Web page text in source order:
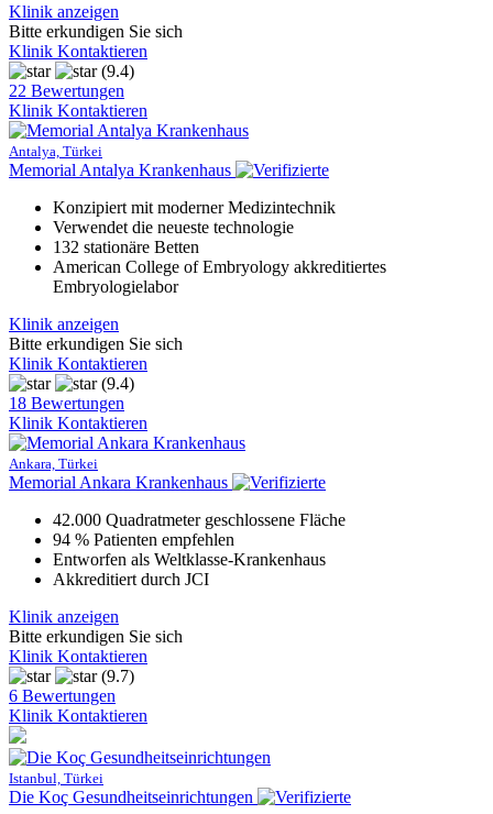
Klinik anzeigen
Bitte erkundigen Sie sich
Klinik Kontaktieren
(9.4)
22 Bewertungen
Klinik Kontaktieren
Antalya, Türkei
Memorial Antalya Krankenhaus
Konzipiert mit moderner Medizintechnik
Verwendet die neueste technologie
132 stationäre Betten
American College of Embryology akkreditiertes
Embryologielabor
Klinik anzeigen
Bitte erkundigen Sie sich
Klinik Kontaktieren
(9.4)
18 Bewertungen
Klinik Kontaktieren
Ankara, Türkei
Memorial Ankara Krankenhaus
42.000 Quadratmeter geschlossene Fläche
94 % Patienten empfehlen
Entworfen als Weltklasse-Krankenhaus
Akkreditiert durch JCI
Klinik anzeigen
Bitte erkundigen Sie sich
Klinik Kontaktieren
(9.7)
6 Bewertungen
Klinik Kontaktieren
Istanbul, Türkei
Die Koç Gesundheitseinrichtungen